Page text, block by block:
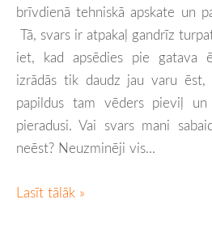
brīvdienā tehniskā apskate un
Tā, svars ir atpakaļ gandrīz
iet, kad apsēdies pie gatava
izrādās tik daudz jau varu
papildus tam vēders pieviļ
pieradusi. Vai svars mani
neēst? Neuzminēji vis...
Lasīt tālāk »